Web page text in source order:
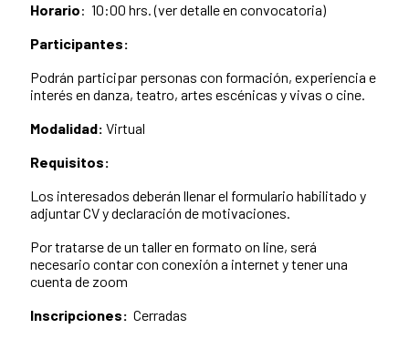
Horario: 10:00 hrs. (ver detalle en convocatoria)
Participantes:
Podrán participar personas con formación, experiencia e
interés en danza, teatro, artes escénicas y vivas o cine.
Modalidad: Virtual
Requisitos:
Los interesados deberán llenar el formulario habilitado y
adjuntar CV y declaración de motivaciones.
Por tratarse de un taller en formato on line, será
necesario contar con conexión a internet y tener una
cuenta de zoom
Inscripciones: Cerradas